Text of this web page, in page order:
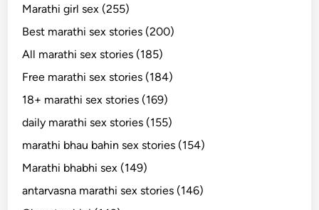
Marathi girl sex (255)
Best marathi sex stories (200)
All marathi sex stories (185)
Free marathi sex stories (184)
18+ marathi sex stories (169)
daily marathi sex stories (155)
marathi bhau bahin sex stories (154)
Marathi bhabhi sex (149)
antarvasna marathi sex stories (146)